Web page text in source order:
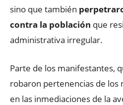
sino que también
contra la población que
administrativa irregular.
Parte de los manifestantes,
robaron pertenencias de los
en las inmediaciones de la